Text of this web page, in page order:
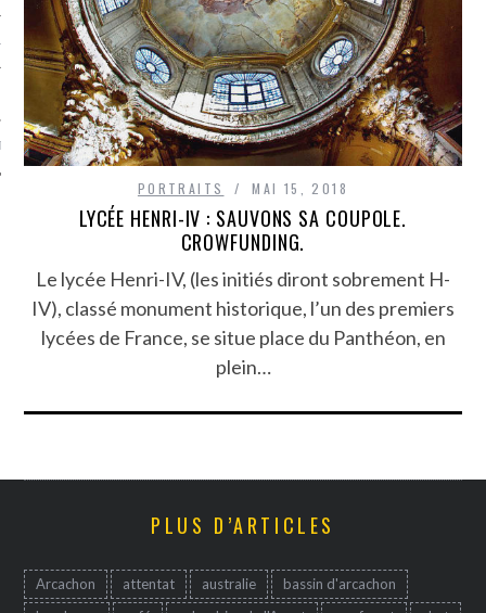
ARCACHON
PORTRAITS MAI 15, 2018
LYCÉE HENRI-IV : SAUVONS SA COUPOLE.
CROWFUNDING.
Le lycée Henri-IV, (les initiés diront sobrement H-
IV), classé monument historique, l’un des premiers
lycées de France, se situe place du Panthéon, en
plein…
PLUS D’ARTICLES
Arcachon attentat australie
bassin d'arcachon